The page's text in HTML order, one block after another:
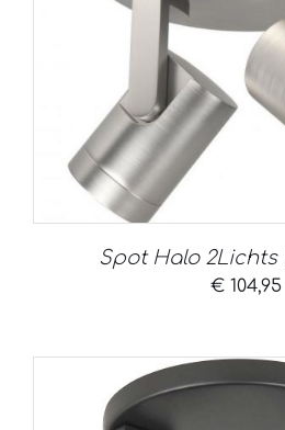
Spot Halo 2Lichts
€104,95